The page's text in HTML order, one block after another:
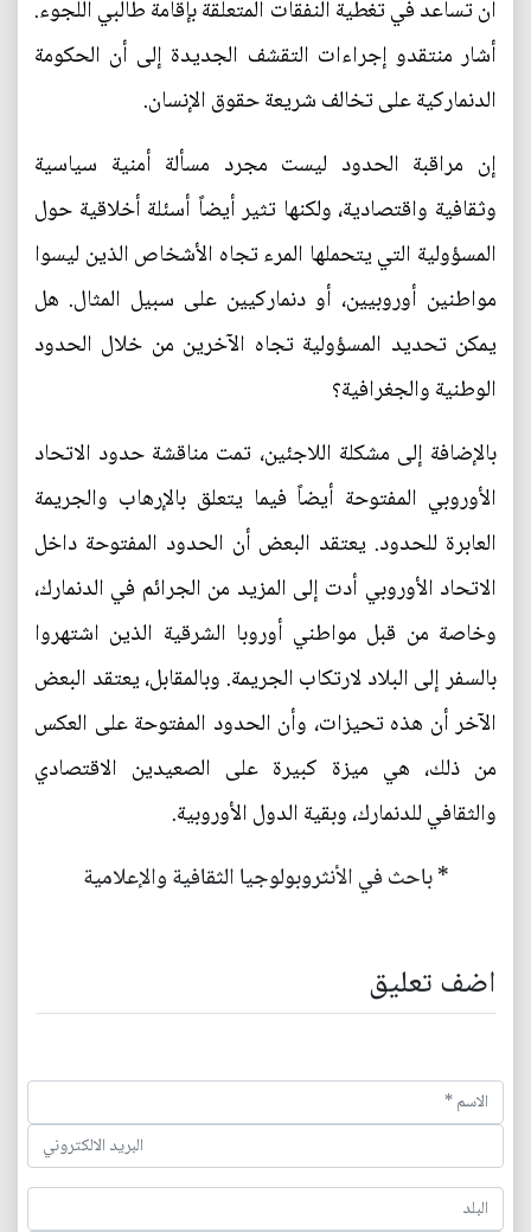
أن تساعد في تغطية النفقات المتعلقة بإقامة طالبي اللجوء.
أشار منتقدو إجراءات التقشف الجديدة إلى أن الحكومة
الدنماركية على تخالف شريعة حقوق الإنسان.
إن مراقبة الحدود ليست مجرد مسألة أمنية سياسية
وثقافية واقتصادية، ولكنها تثير أيضاً أسئلة أخلاقية حول
المسؤولية التي يتحملها المرء تجاه الأشخاص الذين ليسوا
مواطنين أوروبيين، أو دنماركيين على سبيل المثال. هل
يمكن تحديد المسؤولية تجاه الآخرين من خلال الحدود
الوطنية والجغرافية؟
بالإضافة إلى مشكلة اللاجئين، تمت مناقشة حدود الاتحاد
الأوروبي المفتوحة أيضاً فيما يتعلق بالإرهاب والجريمة
العابرة للحدود. يعتقد البعض أن الحدود المفتوحة داخل
الاتحاد الأوروبي أدت إلى المزيد من الجرائم في الدنمارك،
وخاصة من قبل مواطني أوروبا الشرقية الذين اشتهروا
بالسفر إلى البلاد لارتكاب الجريمة. وبالمقابل، يعتقد البعض
الآخر أن هذه تحيزات، وأن الحدود المفتوحة على العكس
من ذلك، هي ميزة كبيرة على الصعيدين الاقتصادي
والثقافي للدنمارك، وبقية الدول الأوروبية.
* باحث في الأنثروبولوجيا الثقافية والإعلامية
اضف تعليق